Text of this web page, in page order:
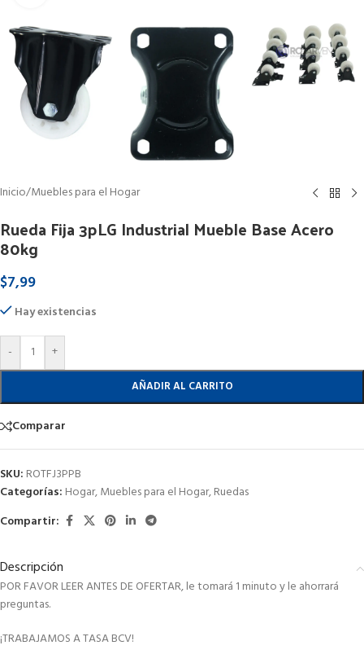
Inicio/Muebles para el Hogar
Rueda Fija 3pLG Industrial Mueble Base Acero
80kg
$7,99
Hay existencias
- +
AÑADIR AL CARRITO
Comparar
SKU: ROTFJ3PPB
Categorías: Hogar,Muebles para el Hogar,Ruedas
Compartir:
Descripción
POR FAVOR LEER ANTES DE OFERTAR, le tomará 1 minuto y le ahorrará
preguntas.
¡TRABAJAMOS A TASA BCV!